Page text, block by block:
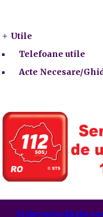
Utile
Telefoane utile
Acte Necesare/
Prelucrarea datelor